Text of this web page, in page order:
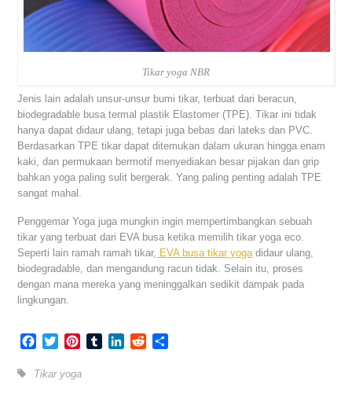
Tikar yoga NBR
Jenis lain adalah unsur-unsur bumi tikar, terbuat dari beracun,
biodegradable busa termal plastik Elastomer (TPE). Tikar ini tidak
hanya dapat didaur ulang, tetapi juga bebas dari lateks dan PVC.
Berdasarkan TPE tikar dapat ditemukan dalam ukuran hingga enam
kaki, dan permukaan bermotif menyediakan besar pijakan dan grip
bahkan yoga paling sulit bergerak. Yang paling penting adalah TPE
sangat mahal.
Penggemar Yoga juga mungkin ingin mempertimbangkan sebuah
tikar yang terbuat dari EVA busa ketika memilih tikar yoga eco.
Seperti lain ramah ramah tikar, EVA busa tikar yogadidaur ulang,
biodegradable, dan mengandung racun tidak. Selain itu, proses
dengan mana mereka yang meninggalkan sedikit dampak pada
lingkungan.
Facebook
TwitterPinterestTumblrLinkedInReddit
Tikar yoga